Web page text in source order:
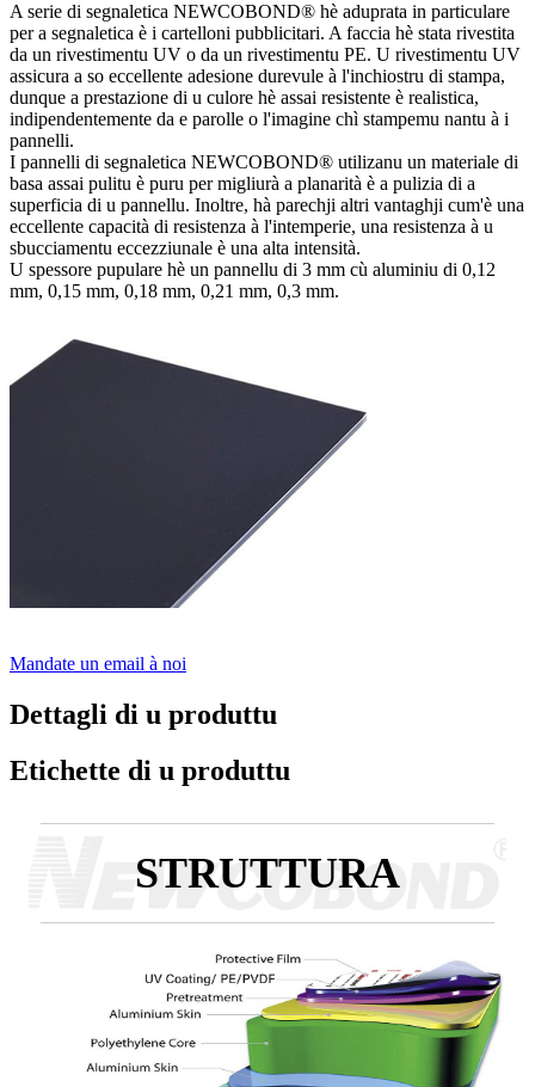
A serie di segnaletica NEWCOBOND® hè aduprata in particulare
per a segnaletica è i cartelloni pubblicitari. A faccia hè stata rivestita
da un rivestimentu UV o da un rivestimentu PE. U rivestimentu UV
assicura a so eccellente adesione durevule à l'inchiostru di stampa,
dunque a prestazione di u culore hè assai resistente è realistica,
indipendentemente da e parolle o l'imagine chì stampemu nantu à i
pannelli.
I pannelli di segnaletica NEWCOBOND® utilizanu un materiale di
basa assai pulitu è puru per migliurà a planarità è a pulizia di a
superficia di u pannellu. Inoltre, hà parechji altri vantaghji cum'è una
eccellente capacità di resistenza à l'intemperie, una resistenza à u
sbucciamentu eccezziunale è una alta intensità.
U spessore pupulare hè un pannellu di 3 mm cù aluminiu di 0,12
mm, 0,15 mm, 0,18 mm, 0,21 mm, 0,3 mm.
Mandate un email à noi
Dettagli di u produttu
Etichette di u produttu
STRUTTURA